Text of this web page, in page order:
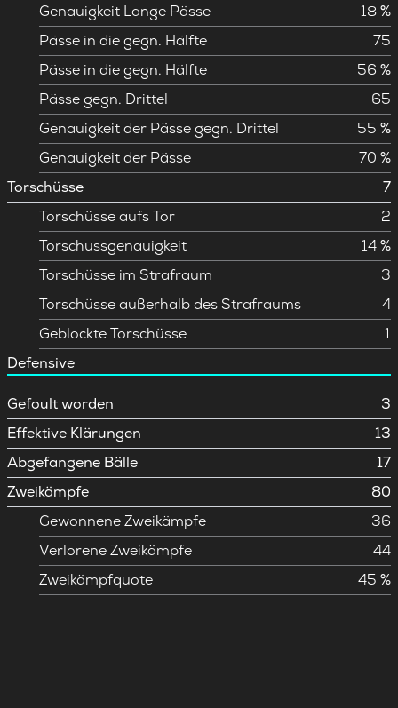
Genauigkeit Lange Pässe
18 %
Pässe in die gegn. Hälfte
75
Pässe in die gegn. Hälfte
56 %
Pässe gegn. Drittel
65
Genauigkeit der Pässe gegn. Drittel
55 %
Genauigkeit der Pässe
70 %
Torschüsse
7
Torschüsse aufs Tor
2
Torschussgenauigkeit
14 %
Torschüsse im Strafraum
3
Torschüsse außerhalb des Strafraums
4
Geblockte Torschüsse
1
Defensive
Gefoult worden
3
Effektive Klärungen
13
Abgefangene Bälle
17
Zweikämpfe
80
Gewonnene Zweikämpfe
36
Verlorene Zweikämpfe
44
Zweikämpfquote
45 %